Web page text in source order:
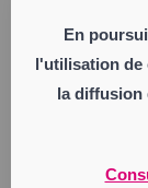
En
l'utilisation de
la diffusion
Par A.G.E.
de la société «
transférer le
ce avec effet
L’article 4
est modifié